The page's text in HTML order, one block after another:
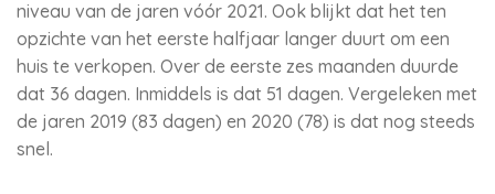
niveau van de jaren vóór 2021. Ook blijkt dat het ten
opzichte van het eerste halfjaar langer duurt om een
huis te verkopen. Over de eerste zes maanden duurde
dat 36 dagen. Inmiddels is dat 51 dagen. Vergeleken met
de jaren 2019 (83 dagen) en 2020 (78) is dat nog steeds
snel.